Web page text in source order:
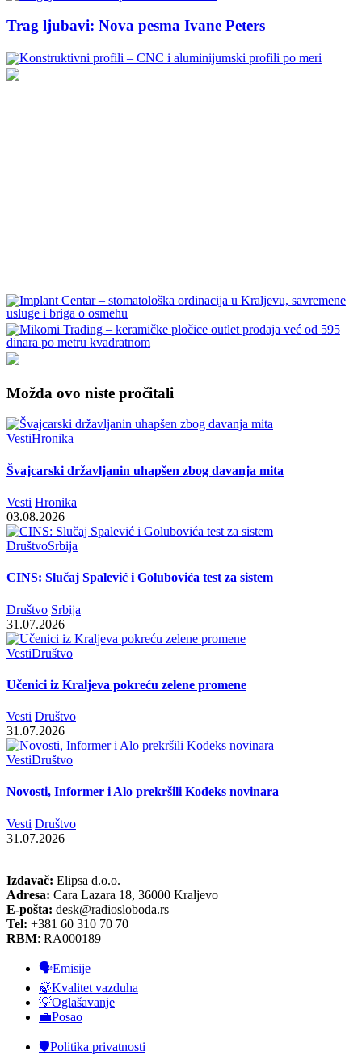
Trag ljubavi: Nova pesma Ivane Peters
Možda ovo niste pročitali
VestiHronika
Švajcarski državljanin uhapšen zbog davanja mita
Vesti Hronika
03.08.2026
DruštvoSrbija
CINS: Slučaj Spalević i Golubovića test za sistem
Društvo Srbija
31.07.2026
VestiDruštvo
Učenici iz Kraljeva pokreću zelene promene
Vesti Društvo
31.07.2026
VestiDruštvo
Novosti, Informer i Alo prekršili Kodeks novinara
Vesti Društvo
31.07.2026
Izdavač: Elipsa d.o.o.
Adresa: Cara Lazara 18, 36000 Kraljevo
E-pošta: desk@radiosloboda.rs
Tel: +381 60 310 70 70
RBM: RA000189
🗣️Emisije
🍃Kvalitet vazduha
💡Oglašavanje
💼Posao
🛡️Politika privatnosti